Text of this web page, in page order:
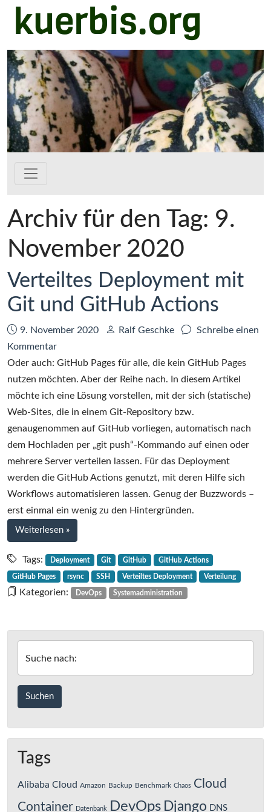
Zum Hauptinhalt springen
kuerbis.org
Archiv für den Tag: 9.
November 2020
Verteiltes Deployment mit
Git und GitHub Actions
Datum:
9. November 2020 Autor:
Ralf Geschke
Schreibe einen
Kommentarzu
Verteiltes
Deployment
mit
Git
und
GitHub
Actions
Oder auch: GitHub Pages für alle, die kein GitHub Pages
nutzen möchten. Aber der Reihe nach. In diesem Artikel
möchte ich eine Lösung vorstellen, mit der sich (statische)
Web-Sites, die in einem Git-Repository bzw.
genaugenommen auf GitHub vorliegen, automatisch nach
dem Hochladen per „git push“-Kommando auf einen oder
mehrere Server verteilen lassen. Für das Deployment
werden die GitHub Actions genutzt, mit deren Hilfe sich
Workflows automatisieren lassen. Genug der Buzzwords –
erst einmal ein wenig zu den Hintergründen.
Weiterlesen bei
Verteiltes
Deployment
mit
Git
Actions
»
Tags: Deployment Git GitHub GitHub Actions
GitHub Pages rsync SSH Verteiltes Deployment Verteilung
Kategorien: DevOps Systemadministration
Suche nach:
Tags
Alibaba Cloud Amazon Backup Benchmark Chaos Cloud
Container Datenbank DevOps Django DNS